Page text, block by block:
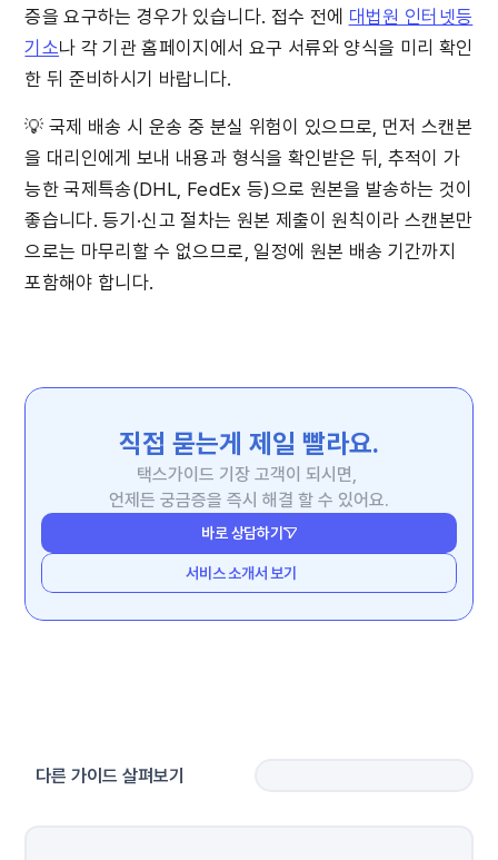
증을 요구하는 경우가 있습니다. 접수 전에 대법원 인터넷등
기소나 각 기관 홈페이지에서 요구 서류와 양식을 미리 확인
한 뒤 준비하시기 바랍니다.
💡 국제 배송 시 운송 중 분실 위험이 있으므로, 먼저 스캔본
을 대리인에게 보내 내용과 형식을 확인받은 뒤, 추적이 가
능한 국제특송(DHL, FedEx 등)으로 원본을 발송하는 것이
좋습니다. 등기·신고 절차는 원본 제출이 원칙이라 스캔본만
으로는 마무리할 수 없으므로, 일정에 원본 배송 기간까지
포함해야 합니다.
직접 묻는게 제일 빨라요.
택스가이드 기장 고객이 되시면,
언제든 궁금증을 즉시 해결 할 수 있어요.
바로 상담하기
서비스 소개서 보기
다른 가이드 살펴보기